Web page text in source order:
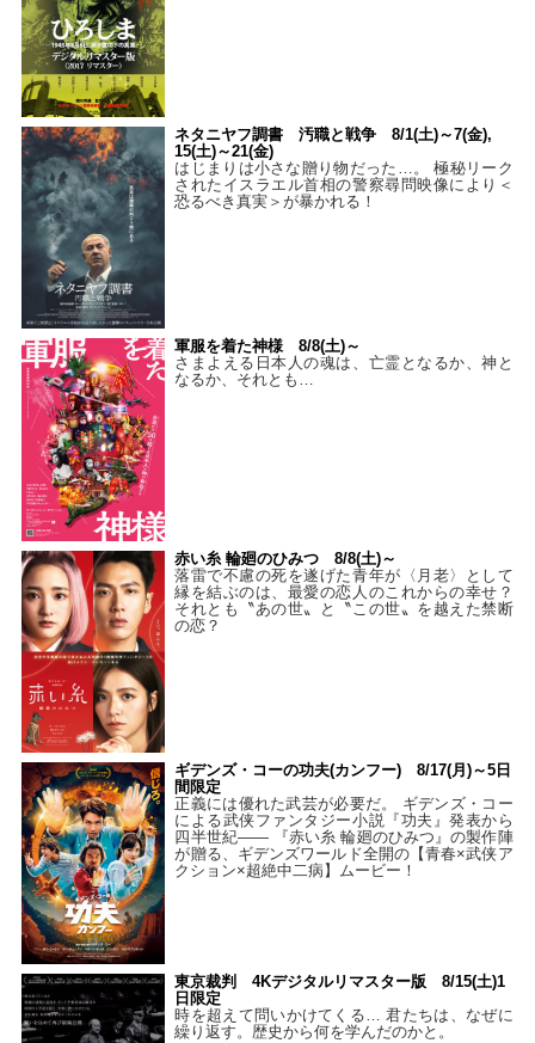
ネタニヤフ調書 汚職と戦争 8/1(土)～7(金),
15(土)～21(金)
はじまりは小さな贈り物だった…。 極秘リーク
されたイスラエル首相の警察尋問映像により＜
恐るべき真実＞が暴かれる！
軍服を着た神様 8/8(土)～
さまよえる日本人の魂は、亡霊となるか、神と
なるか、それとも…
赤い糸 輪廻のひみつ 8/8(土)～
落雷で不慮の死を遂げた青年が〈月老〉として
縁を結ぶのは、最愛の恋人のこれからの幸せ？
それとも〝あの世〟と〝この世〟を越えた禁断
の恋？
ギデンズ・コーの功夫(カンフー) 8/17(月)～5日
間限定
正義には優れた武芸が必要だ。 ギデンズ・コー
による武侠ファンタジー小説『功夫』発表から
四半世紀―― 『赤い糸 輪廻のひみつ』の製作陣
が贈る、ギデンズワールド全開の【青春×武侠ア
クション×超絶中二病】ムービー！
東京裁判 4Kデジタルリマスター版 8/15(土)1
日限定
時を超えて問いかけてくる… 君たちは、なぜに
繰り返す。歴史から何を学んだのかと。